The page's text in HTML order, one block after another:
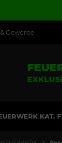
Gewerbe
KAT.